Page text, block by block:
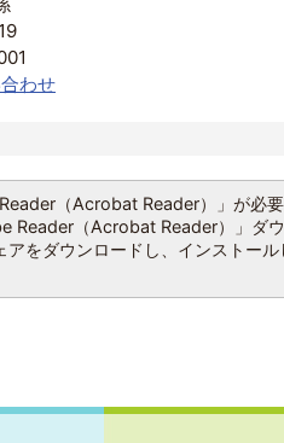
わせ
（Acrobat Reader）」が必
Reader（Acrobat Reader）」ダ
をダウンロードし、インストール